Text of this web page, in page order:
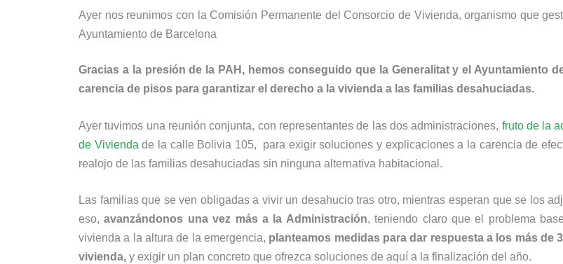
Ayer nos reunimos con la Comisión Permanente del Consorcio de Vivienda, organismo que
Ayuntamiento de Barcelona
Gracias a la presión de la PAH, hemos conseguido que la Generalitat y el Ayuntamiento
carencia de pisos para garantizar el derecho a la vivienda a las familias desahuciadas.
Ayer tuvimos una reunión conjunta, con representantes de las dos administraciones, fruto de la
de Vivienda de la calle Bolivia 105, para exigir soluciones y explicaciones a la carencia de
realojo de las familias desahuciadas sin ninguna alternativa habitacional.
Las familias que se ven obligadas a vivir un desahucio tras otro, mientras esperan que se los
eso,avanzándonos una vez más a la Administración, teniendo claro que el problema
vivienda a la altura de la emergencia, planteamos medidas para dar respuesta a los más de
vivienda, y exigir un plan concreto que ofrezca soluciones de aquí a la finalización del año.